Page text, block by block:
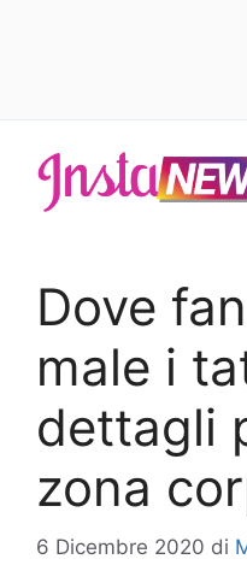
contenuto
Dove
male i
dettagli
zona
6 Dicembre 2020 di